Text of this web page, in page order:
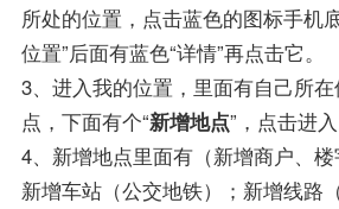
所处的位置，点击蓝色的图标手机
位置”后面有蓝色“详情”再点击它。
3、进入我的位置，里面有自己所
点，下面有个“新增地点”，点击进入
4、新增地点里面有（新增商户、楼
新增车站（公交地铁）；新增线路